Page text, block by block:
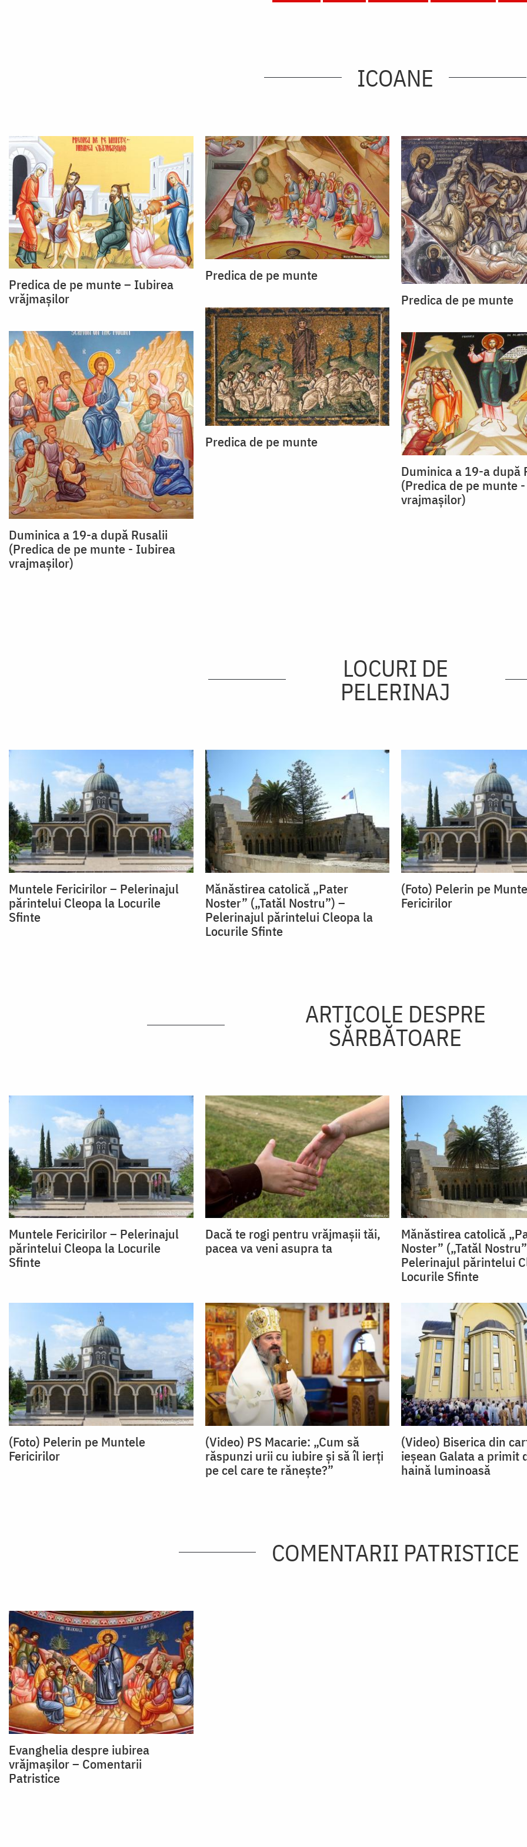
ICOANE
Predica de pe munte – Iubirea
vrăjmașilor
Predica de pe munte
Predica de pe munte
Predica de pe munte
Duminica a 19-a după Rusalii
(Predica de pe munte - Iubirea
vrajmașilor)
Duminica a 19-a după
(Predica de pe munte
vrajmașilor)
LOCURI DE
PELERINAJ
Muntele Fericirilor – Pelerinajul
părintelui Cleopa la Locurile
Sfinte
Mănăstirea catolică „Pater
Noster” („Tatăl Nostru”) –
Pelerinajul părintelui Cleopa la
Locurile Sfinte
(Foto) Pelerin pe
Fericirilor
ARTICOLE DESPRE
SĂRBĂTOARE
Muntele Fericirilor – Pelerinajul
părintelui Cleopa la Locurile
Sfinte
Dacă te rogi pentru vrăjmașii tăi,
pacea va veni asupra ta
Mănăstirea catolică
Noster” („Tatăl
Pelerinajul părintelui
Locurile Sfinte
(Foto) Pelerin pe Muntele
Fericirilor
(Video) PS Macarie: „Cum să
răspunzi urii cu iubire și să îl ierți
pe cel care te rănește?”
(Video) Biserica din
ieșean Galata a primit
haină luminoasă
COMENTARII PATRISTICE
Evanghelia despre iubirea
vrăjmașilor – Comentarii
Patristice